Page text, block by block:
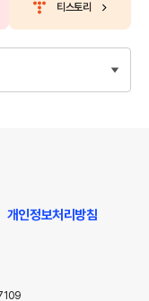
티스토리
개인정보처리방침